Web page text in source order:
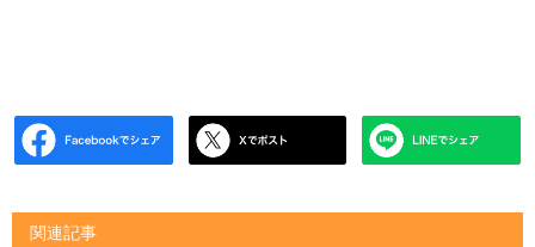
関連記事